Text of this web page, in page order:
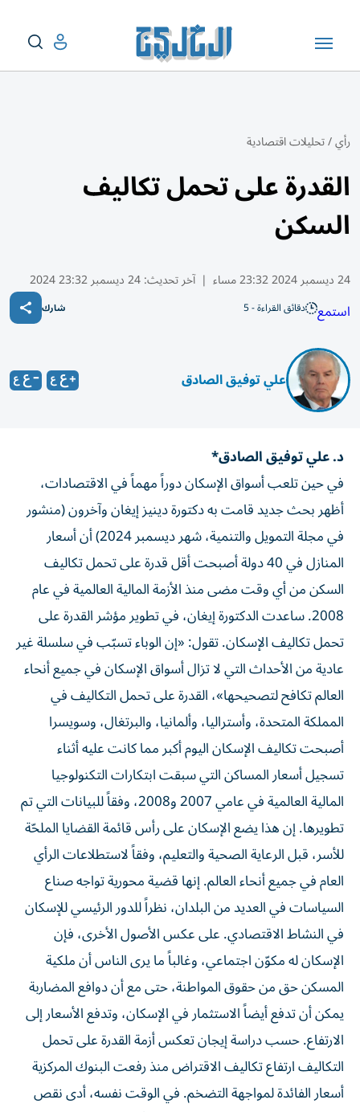
رأي/تحليلات اقتصادية
القدرة على تحمل تكاليف
السكن
24 ديسمبر 2024 23:32 مساء | آخر تحديث:24 ديسمبر 23:32 2024
استمع دقائق القراءة - 5 شارك
علي توفيق الصادق
د. علي توفيق الصادق*
في حين تلعب أسواق الإسكان دوراً مهماً في الاقتصادات،
أظهر بحث جديد قامت به دكتورة دينيز إيغان وآخرون (منشور
في مجلة التمويل والتنمية، شهر ديسمبر 2024) أن أسعار
المنازل في 40 دولة أصبحت أقل قدرة على تحمل تكاليف
السكن من أي وقت مضى منذ الأزمة المالية العالمية في عام
2008. ساعدت الدكتورة إيغان، في تطوير مؤشر القدرة على
تحمل تكاليف الإسكان. تقول: «إن الوباء تسبّب في سلسلة غير
عادية من الأحداث التي لا تزال أسواق الإسكان في جميع أنحاء
العالم تكافح لتصحيحها»، القدرة على تحمل التكاليف في
المملكة المتحدة، وأستراليا، وألمانيا، والبرتغال، وسويسرا
أصبحت تكاليف الإسكان اليوم أكبر مما كانت عليه أثناء
تسجيل أسعار المساكن التي سبقت ابتكارات التكنولوجيا
المالية العالمية في عامي 2007 و2008، وفقاً للبيانات التي تم
تطويرها. إن هذا يضع الإسكان على رأس قائمة القضايا الملحّة
للأسر، قبل الرعاية الصحية والتعليم، وفقاً لاستطلاعات الرأي
العام في جميع أنحاء العالم. إنها قضية محورية تواجه صناع
السياسات في العديد من البلدان، نظراً للدور الرئيسي للإسكان
في النشاط الاقتصادي. على عكس الأصول الأخرى، فإن
الإسكان له مكوّن اجتماعي، وغالباً ما يرى الناس أن ملكية
المسكن حق من حقوق المواطنة، حتى مع أن دوافع المضاربة
يمكن أن تدفع أيضاً الاستثمار في الإسكان، وتدفع الأسعار إلى
الارتفاع. حسب دراسة إيجان تعكس أزمة القدرة على تحمل
التكاليف ارتفاع تكاليف الاقتراض منذ رفعت البنوك المركزية
أسعار الفائدة لمواجهة التضخم. في الوقت نفسه، أدى نقص